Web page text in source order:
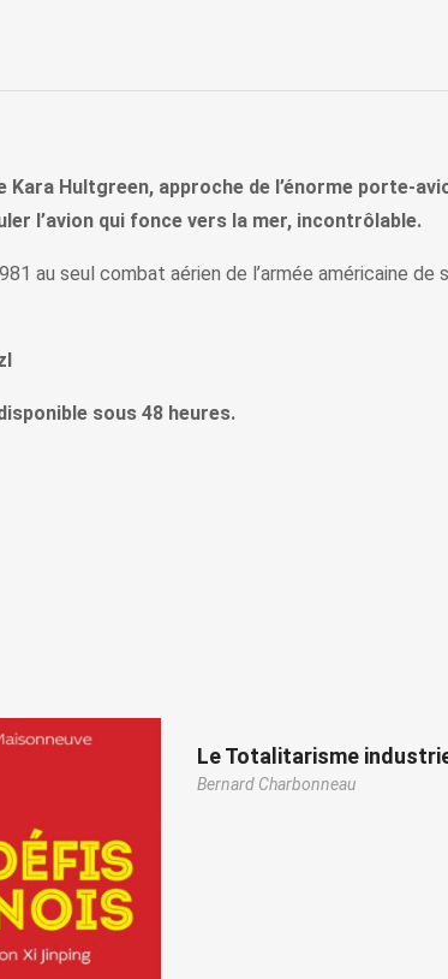
Hultgreen, approche de l’énorme porte-
l’avion qui fonce vers la mer, incontrôlable.
au seul combat aérien de l’armée américaine
sous 48 heures.
Le Totalitarisme
Bernard Charbonneau